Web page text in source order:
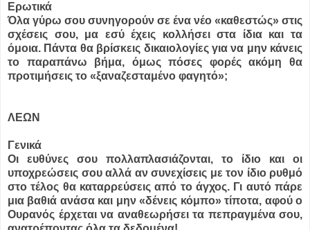
Ερωτικά
Όλα γύρω σου συνηγορούν σε ένα νέο «καθεστώς» στις
σχέσεις σου, μα εσύ έχεις κολλήσει στα ίδια και τα
όμοια. Πάντα θα βρίσκεις δικαιολογίες για να μην κάνεις
το παραπάνω βήμα, όμως πόσες φορές ακόμη θα
προτιμήσεις το «ξαναζεσταμένο φαγητό»;
ΛΕΩΝ
Γενικά
Οι ευθύνες σου πολλαπλασιάζονται, το ίδιο και οι
υποχρεώσεις σου αλλά αν συνεχίσεις με τον ίδιο ρυθμό
στο τέλος θα καταρρεύσεις από το άγχος. Γι αυτό πάρε
μια βαθιά ανάσα και μην «δένεις κόμπο» τίποτα, αφού ο
Ουρανός έρχεται να αναθεωρήσει τα πεπραγμένα σου,